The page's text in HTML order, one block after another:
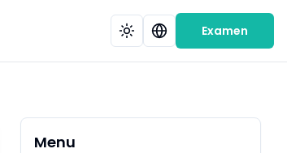
Examen
Menu